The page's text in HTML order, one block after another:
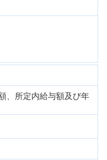
、所定内給与額及び年